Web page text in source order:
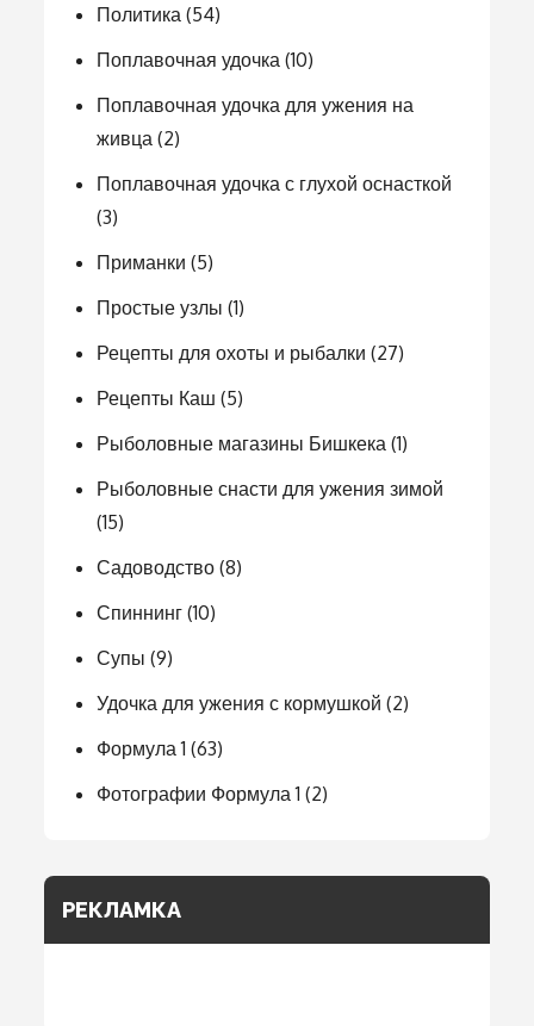
Политика (54)
Поплавочная удочка (10)
Поплавочная удочка для ужения на
живца (2)
Поплавочная удочка с глухой оснасткой
(3)
Приманки (5)
Простые узлы (1)
Рецепты для охоты и рыбалки (27)
Рецепты Каш (5)
Рыболовные магазины Бишкека (1)
Рыболовные снасти для ужения зимой
(15)
Садоводство (8)
Спиннинг (10)
Супы (9)
Удочка для ужения с кормушкой (2)
Формула 1 (63)
Фотографии Формула 1 (2)
РЕКЛАМКА